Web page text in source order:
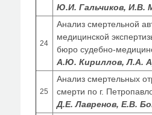
Ю.И. Гальчиков, И.В.
24
Анализ смертельной
медицинской
бюро судебно-
А.Ю. Кириллов, Л.А.
25
Анализ смертельных
смерти по г.
Д.Е. Лавренов, Е.В.